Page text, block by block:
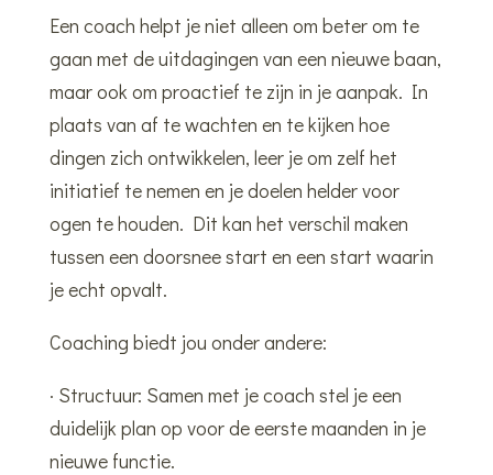
Een coach helpt je niet alleen om beter om te
gaan met de uitdagingen van een nieuwe baan,
maar ook om proactief te zijn in je aanpak. In
plaats van af te wachten en te kijken hoe
dingen zich ontwikkelen, leer je om zelf het
initiatief te nemen en je doelen helder voor
ogen te houden. Dit kan het verschil maken
tussen een doorsnee start en een start waarin
je echt opvalt.
Coaching biedt jou onder andere:
· Structuur: Samen met je coach stel je een
duidelijk plan op voor de eerste maanden in je
nieuwe functie.